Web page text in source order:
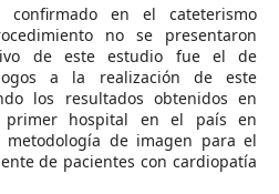
confirmado en el cateterismo
no se presentaron
de este estudio fue el de
a la realización de este
los resultados obtenidos en
hospital en el país en
de imagen para el
de pacientes con cardiopatía